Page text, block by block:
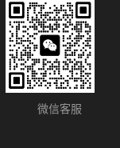
微信客服